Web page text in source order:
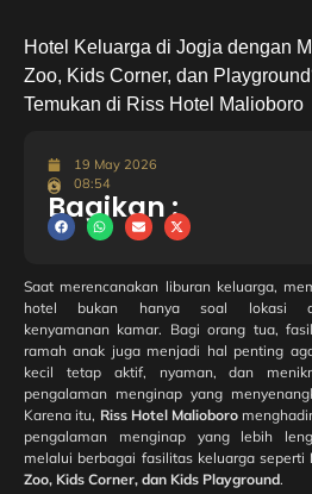
Hotel Keluarga di Jogja dengan
Zoo, Kids Corner, dan
Temukan di Riss Hotel Malioboro
19 May 2026
08:54
Bagikan :
Saat merencanakan liburan keluarga,
hotel bukan hanya soal lokasi
kenyamanan kamar. Bagi orang tua,
ramah anak juga menjadi hal penting
kecil tetap aktif, nyaman, dan
pengalaman menginap yang
Karena itu, Riss Hotel Malioboro
pengalaman menginap yang lebih
melalui berbagai fasilitas keluarga seperti
Zoo, Kids Corner, dan Kids Playground.